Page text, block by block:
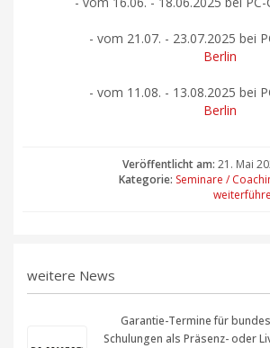
- vom 21.07. - 23.07.2025 bei
Berlin
- vom 11.08. - 13.08.2025 bei
Berlin
Veröffentlicht am: 21. Mai
Kategorie: Seminare /
weitere News
Garantie-Termine für
Schulungen als Präsenz- oder